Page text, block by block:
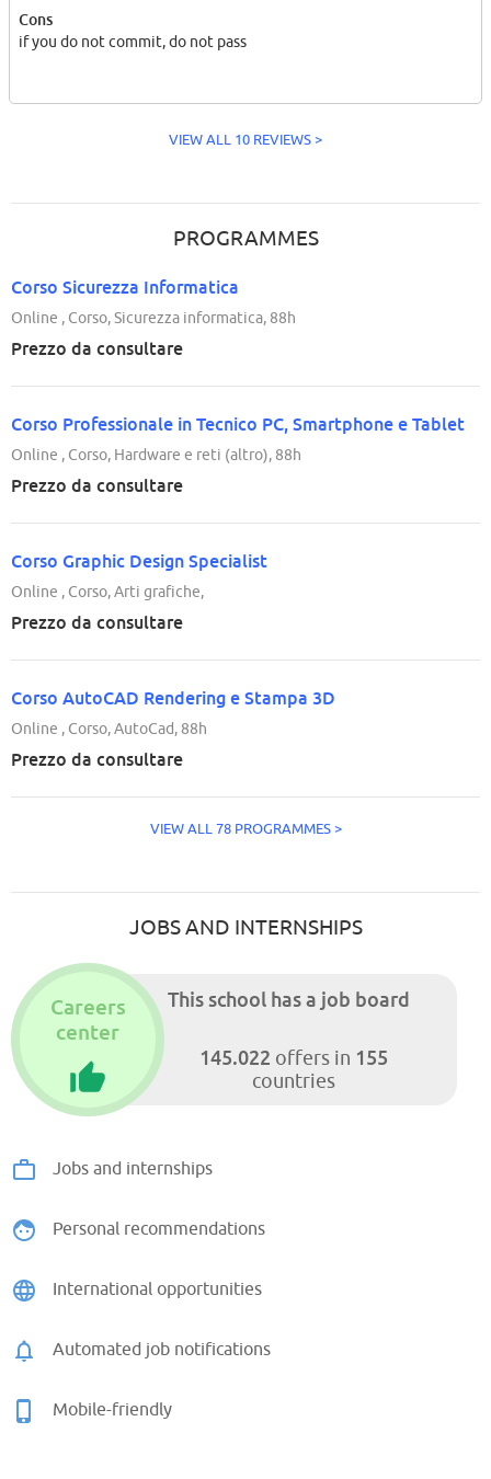
Cons
if you do not commit, do not pass
VIEW ALL 10 REVIEWS >
PROGRAMMES
Corso Sicurezza Informatica
Online , Corso, Sicurezza informatica, 88h
Prezzo da consultare
Corso Professionale in Tecnico PC, Smartphone e Tablet
Online , Corso, Hardware e reti (altro), 88h
Prezzo da consultare
Corso Graphic Design Specialist
Online , Corso, Arti grafiche,
Prezzo da consultare
Corso AutoCAD Rendering e Stampa 3D
Online , Corso, AutoCad, 88h
Prezzo da consultare
VIEW ALL 78 PROGRAMMES >
JOBS AND INTERNSHIPS
This school has a job board
145.022 offers in 155
countries
Careers
center
Jobs and internships
Personal recommendations
International opportunities
Automated job notifications
Mobile-friendly